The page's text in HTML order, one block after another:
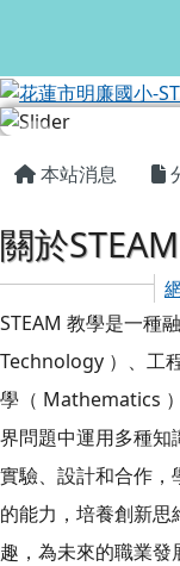
本站消息
關於STEAM
STEAM 教學是一種
Technology ）、工
學（ Mathematics
界問題中運用多種知
實驗、設計和合作，
的能力，培養創新思
趣，為未來的職業發